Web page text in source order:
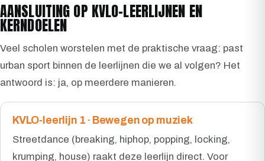
AANSLUITING OP KVLO-LEERLIJNEN EN
KERNDOELEN
Veel scholen worstelen met de praktische vraag: past
urban sport binnen de leerlijnen die we al volgen? Het
antwoord is: ja, op meerdere manieren.
KVLO-leerlijn 1 · Bewegen op muziek
Streetdance (breaking, hiphop, popping, locking,
krumping, house) raakt deze leerlijn direct. Voor